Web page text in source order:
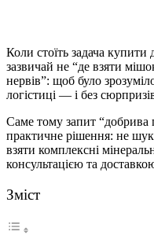
Коли стоїть задача
зазвичай не “де взяти
нервів”: щоб було
логістиці — і без
Саме тому запит “добрива
практичне рішення: не
взяти комплексні
консультацією та
Зміст